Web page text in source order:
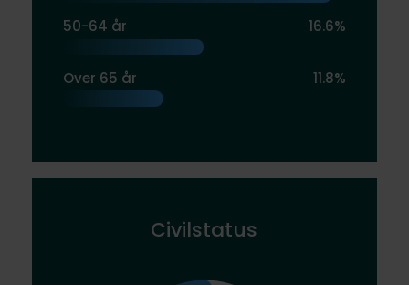
50-64 år 16.6%
Over 65 år 11.8%
Civilstatus